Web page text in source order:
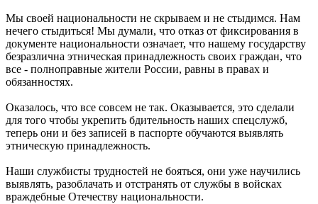
Мы своей национальности не скрываем и не стыдимся. Нам
нечего стыдиться! Мы думали, что отказ от фиксирования в
документе национальности означает, что нашему государству
безразлична этническая принадлежность своих граждан, что
все - полноправные жители России, равны в правах и
обязанностях.
Оказалось, что все совсем не так. Оказывается, это сделали
для того чтобы укрепить бдительность наших спецслужб,
теперь они и без записей в паспорте обучаются выявлять
этническую принадлежность.
Наши службисты трудностей не бояться, они уже научились
выявлять, разоблачать и отстранять от службы в войсках
враждебные Отечеству национальности.